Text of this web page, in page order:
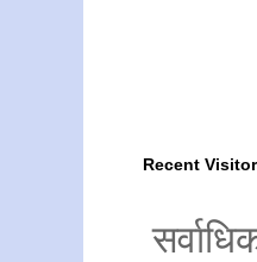
Recent